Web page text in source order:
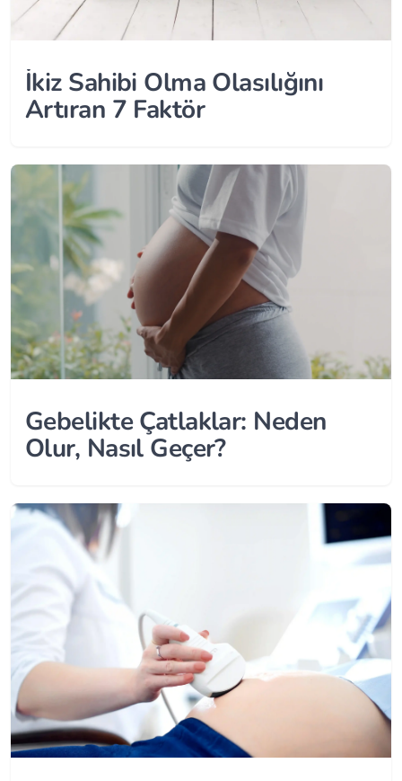
İkiz Sahibi Olma Olasılığını
Artıran 7 Faktör
Gebelikte Çatlaklar: Neden
Olur, Nasıl Geçer?